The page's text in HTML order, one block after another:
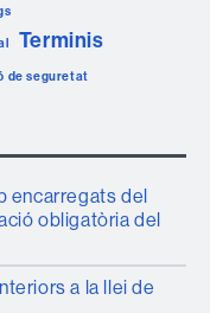
Terminis
de seguretat
encarregats del
obligatòria del
a la llei de